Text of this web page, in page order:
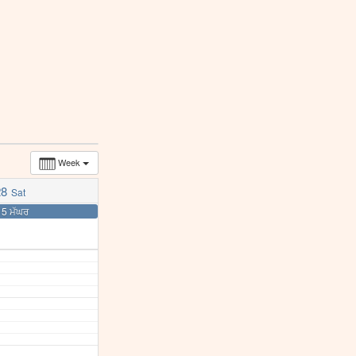
Week
Sat
ਮੱਘਰ